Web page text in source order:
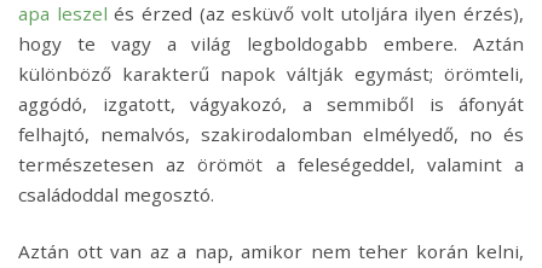
apa leszel és érzed (az esküvő volt utoljára ilyen érzés),
hogy te vagy a világ legboldogabb embere. Aztán
különböző karakterű napok váltják egymást; örömteli,
aggódó, izgatott, vágyakozó, a semmiből is áfonyát
felhajtó, nemalvós, szakirodalomban elmélyedő, no és
természetesen az örömöt a feleségeddel, valamint a
családoddal megosztó.
Aztán ott van az a nap, amikor nem teher korán kelni,